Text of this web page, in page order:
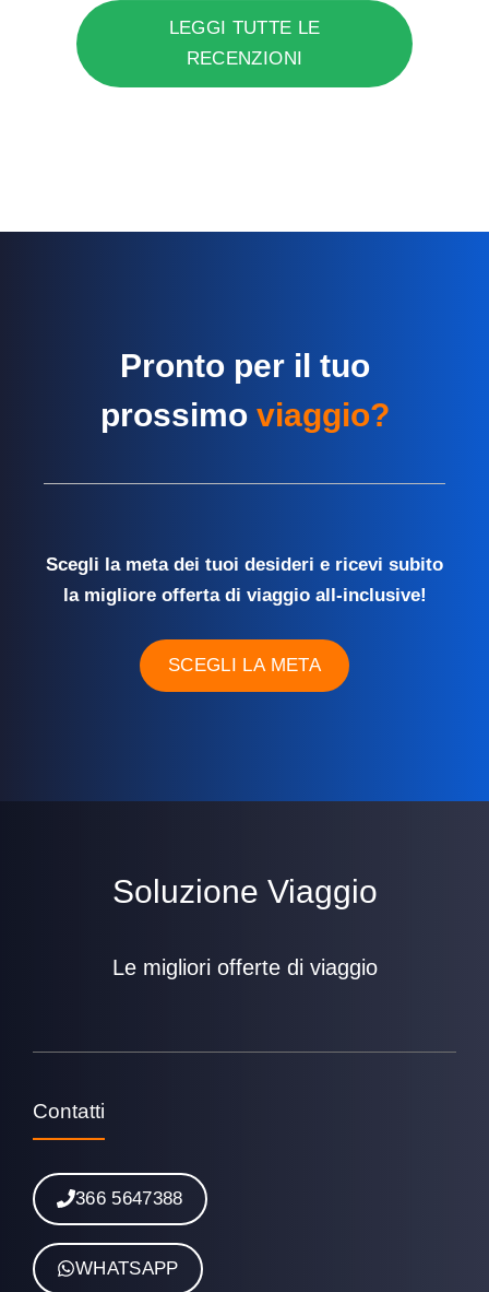
LEGGI TUTTE LE
RECENZIONI
Pronto per il tuo
prossimo viaggio?
Scegli la meta dei tuoi desideri e ricevi subito
la migliore offerta di viaggio all-inclusive!
SCEGLI LA META
Soluzione Viaggio
Le migliori offerte di viaggio
Contatti
366 5647388
WHATSAPP